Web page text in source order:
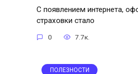
С появлением интернета,
страховки стало
0 7.7к.
ПОЛЕЗНОСТИ